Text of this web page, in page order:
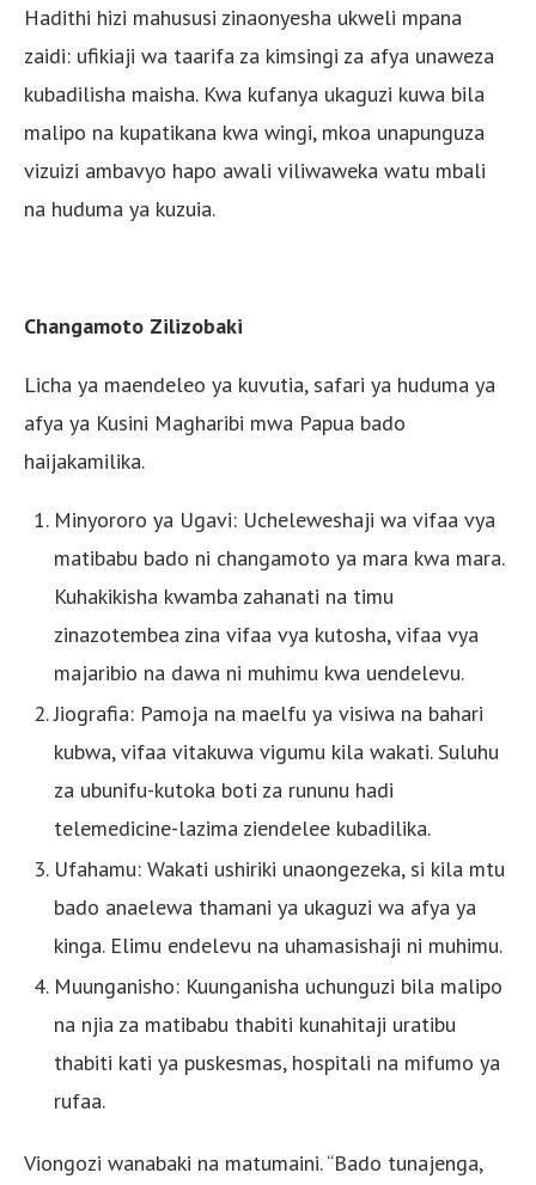
Hadithi hizi mahususi zinaonyesha ukweli mpana
zaidi: ufikiaji wa taarifa za kimsingi za afya unaweza
kubadilisha maisha. Kwa kufanya ukaguzi kuwa bila
malipo na kupatikana kwa wingi, mkoa unapunguza
vizuizi ambavyo hapo awali viliwaweka watu mbali
na huduma ya kuzuia.
Changamoto Zilizobaki
Licha ya maendeleo ya kuvutia, safari ya huduma ya
afya ya Kusini Magharibi mwa Papua bado
haijakamilika.
Minyororo ya Ugavi: Ucheleweshaji wa vifaa vya
matibabu bado ni changamoto ya mara kwa mara.
Kuhakikisha kwamba zahanati na timu
zinazotembea zina vifaa vya kutosha, vifaa vya
majaribio na dawa ni muhimu kwa uendelevu.
Jiografia: Pamoja na maelfu ya visiwa na bahari
kubwa, vifaa vitakuwa vigumu kila wakati. Suluhu
za ubunifu-kutoka boti za rununu hadi
telemedicine-lazima ziendelee kubadilika.
Ufahamu: Wakati ushiriki unaongezeka, si kila mtu
bado anaelewa thamani ya ukaguzi wa afya ya
kinga. Elimu endelevu na uhamasishaji ni muhimu.
Muunganisho: Kuunganisha uchunguzi bila malipo
na njia za matibabu thabiti kunahitaji uratibu
thabiti kati ya puskesmas, hospitali na mifumo ya
rufaa.
Viongozi wanabaki na matumaini. “Bado tunajenga,